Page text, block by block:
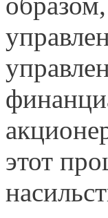
этот